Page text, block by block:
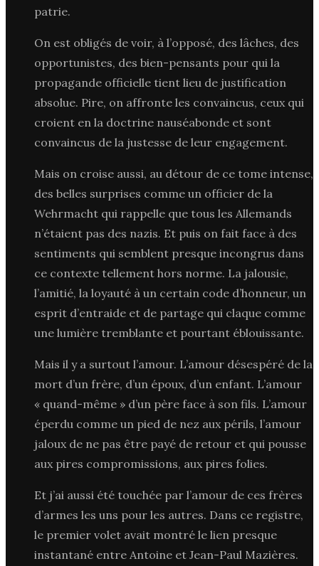
patrie.
On est obligés de voir, à l’opposé, des lâches, des
opportunistes, des bien-pensants pour qui la
propagande officielle tient lieu de justification
absolue. Pire, on affronte les convaincus, ceux qui
croient en la doctrine nauséabonde et sont
convaincus de la justesse de leur engagement.
Mais on croise aussi, au détour de ce tome intense,
des belles surprises comme un officier de la
Wehrmacht qui rappelle que tous les Allemands
n’étaient pas des nazis. Et puis on fait face à des
sentiments qui semblent presque incongrus dans
ce contexte tellement hors norme. La jalousie,
l’amitié, la loyauté à un certain code d’honneur, un
esprit d’entraide et de partage qui claque comme
une lumière tremblante et pourtant éblouissante.
Mais il y a surtout l’amour. L’amour désespéré de la
mort d’un frère, d’un époux, d’un enfant. L’amour
« quand-même » d’un père face à son fils. L’amour
éperdu comme un pied de nez aux périls, l’amour
jaloux de ne pas être payé de retour et qui pousse
aux pires compromissions, aux pires folies.
Et j’ai aussi été touchée par l’amour de ces frères
d’armes les uns pour les autres. Dans ce registre,
le premier volet avait montré le lien presque
instantané entre Antoine et Jean-Paul Mazières.